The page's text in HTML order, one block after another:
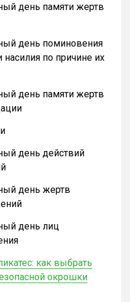
день памяти жертв
день поминовения
по причине их
день памяти жертв
день действий
день жертв
день лиц
как выбрать
окрошки